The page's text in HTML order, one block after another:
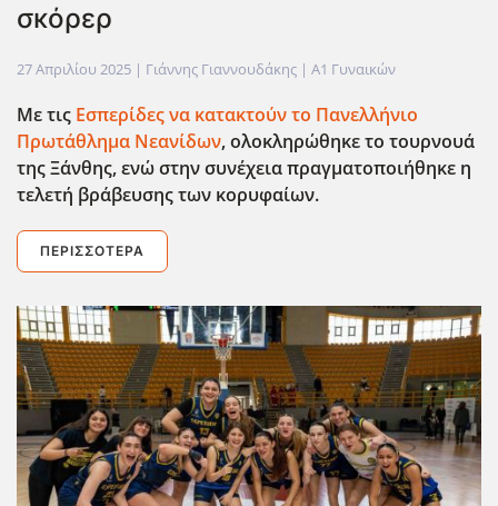
σκόρερ
27 Απριλίου 2025 | Γιάννης Γιαννουδάκης | Α1 Γυναικών
Με τις Εσπερίδες να κατακτούν το Πανελλήνιο
Πρωτάθλημα Νεανίδων, ολοκληρώθηκε το τουρνουά
της Ξάνθης, ενώ στην συνέχεια πραγματοποιήθηκε η
τελετή βράβευσης των κορυφαίων.
ΠΕΡΙΣΣΌΤΕΡΑ